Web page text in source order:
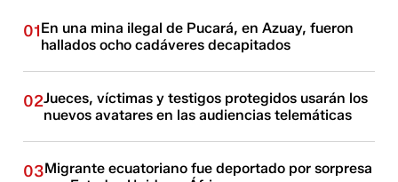
01En una mina ilegal de Pucará, en Azuay, fueron
hallados ocho cadáveres decapitados
02Jueces, víctimas y testigos protegidos usarán los
nuevos avatares en las audiencias telemáticas
03Migrante ecuatoriano fue deportado por sorpresa